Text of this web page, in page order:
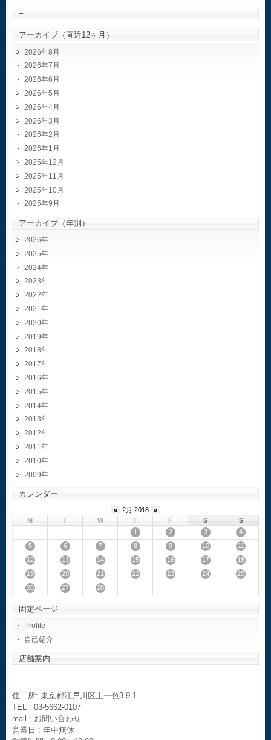
–
アーカイブ（直近12ヶ月）
2026年8月
2026年7月
2026年6月
2026年5月
2026年4月
2026年3月
2026年2月
2026年1月
2025年12月
2025年11月
2025年10月
2025年9月
アーカイブ（年別）
2026
2025
2024
2023
2022
2021
2020
2019
2018
2017
2016
2015
2014
2013
2012
2011
2010
2009
カレンダー
« 2月 2018
»
M
T W T F S
S
1
2 3
4
5
6 7 8 9 10
11
12
13 14 15 16 17
18
19
20 21 22 23 24
25
26
27 28
固定ページ
Profile
自己紹介
店舗案内
住 所: 東京都江戸川区上一色3-9-1
TEL : 03-5662-0107
mail : お問い合わせ
営業日 : 年中無休